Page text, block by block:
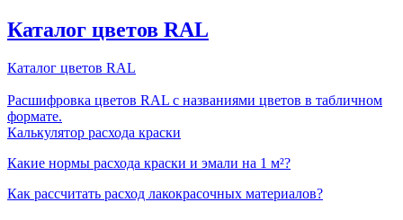
Каталог цветов RAL
Каталог цветов RAL
Расшифровка цветов RAL с названиями цветов в табличном
формате.
Калькулятор расхода краски
Какие нормы расхода краски и эмали на 1 м²?
Как рассчитать расход лакокрасочных материалов?